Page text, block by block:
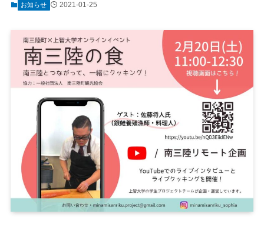
お知らせ 2021-01-25